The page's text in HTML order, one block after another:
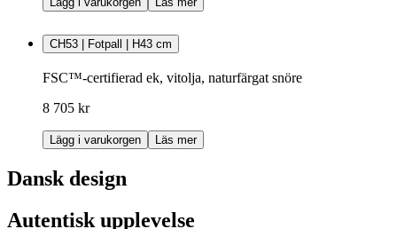
CH53 | Fotpall | H43 cm
FSC™-certifierad ek, vitolja, naturfärgat snöre
8 705 kr
Lägg i varukorgen Läs mer
Dansk design
Autentisk upplevelse